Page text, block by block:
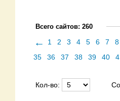
Всего сайтов: 260
← 1 2 3 4 5 6 7 8
35
36 37 38 39 40
Кол-во: